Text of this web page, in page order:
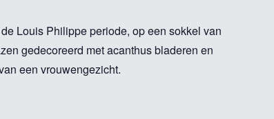
Louis Philippe periode, op een sokkel van
gedecoreerd met acanthus bladeren en
een vrouwengezicht.